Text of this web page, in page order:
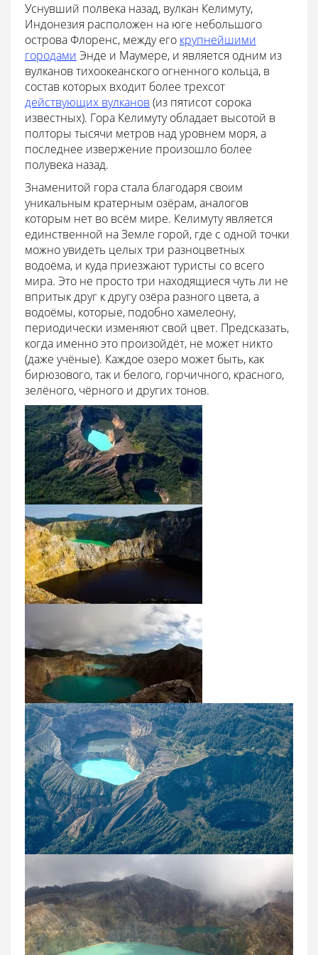
Уснувший полвека назад, вулкан Келимуту,
Индонезия расположен на юге небольшого
острова Флоренс, между его крупнейшими
городами Энде и Маумере, и является одним из
вулканов тихоокеанского огненного кольца, в
состав которых входит более трехсот
действующих вулканов(из пятисот сорока
известных). Гора Келимуту обладает высотой в
полторы тысячи метров над уровнем моря, а
последнее извержение произошло более
полувека назад.
Знаменитой гора стала благодаря своим
уникальным кратерным озёрам, аналогов
которым нет во всём мире. Келимуту является
единственной на Земле горой, где с одной точки
можно увидеть целых три разноцветных
водоёма, и куда приезжают туристы со всего
мира. Это не просто три находящиеся чуть ли не
впритык друг к другу озёра разного цвета, а
водоёмы, которые, подобно хамелеону,
периодически изменяют свой цвет. Предсказать,
когда именно это произойдёт, не может никто
(даже учёные). Каждое озеро может быть, как
бирюзового, так и белого, горчичного, красного,
зелёного, чёрного и других тонов.